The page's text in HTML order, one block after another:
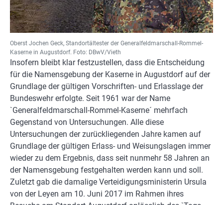
Oberst Jochen Geck, Standortältester der Generalfeldmarschall-Rommel-
Kaserne in Augustdorf. Foto: DBwV/Vieth
Insofern bleibt klar festzustellen, dass die Entscheidung
für die Namensgebung der Kaserne in Augustdorf auf der
Grundlage der gültigen Vorschriften- und Erlasslage der
Bundeswehr erfolgte. Seit 1961 war der Name
`Generalfeldmarschall-Rommel-Kaserne´ mehrfach
Gegenstand von Untersuchungen. Alle diese
Untersuchungen der zurückliegenden Jahre kamen auf
Grundlage der gültigen Erlass- und Weisungslagen immer
wieder zu dem Ergebnis, dass seit nunmehr 58 Jahren an
der Namensgebung festgehalten werden kann und soll.
Zuletzt gab die damalige Verteidigungsministerin Ursula
von der Leyen am 10. Juni 2017 im Rahmen ihres